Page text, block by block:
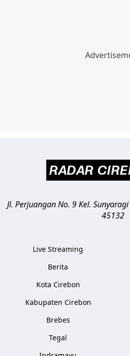
Jl. Perjuangan No. 9 Kel. Sunyaragi
45132
Live Streaming
Berita
Kota Cirebon
Kabupaten Cirebon
Brebes
Tegal